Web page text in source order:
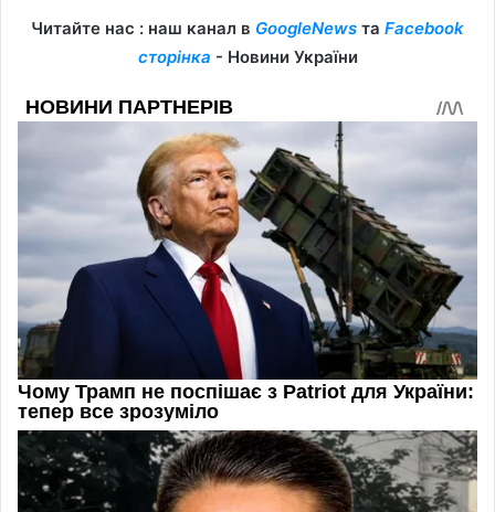
Читайте нас : наш канал в GoogleNews та Facebook
сторінка - Новини України